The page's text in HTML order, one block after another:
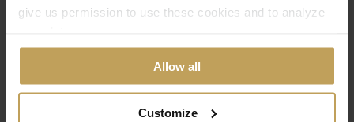
give us permission to use these cookies and to analyze
Allow all
Customize
Genuss mit möglichst vielen Menschen teilen